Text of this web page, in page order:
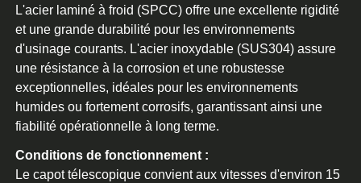
L'acier laminé à froid (SPCC) offre une excellente rigidité
et une grande durabilité pour les environnements
d'usinage courants. L'acier inoxydable (SUS304) assure
une résistance à la corrosion et une robustesse
exceptionnelles, idéales pour les environnements
humides ou fortement corrosifs, garantissant ainsi une
fiabilité opérationnelle à long terme.
Conditions de fonctionnement :
Le capot télescopique convient aux vitesses d'environ 15